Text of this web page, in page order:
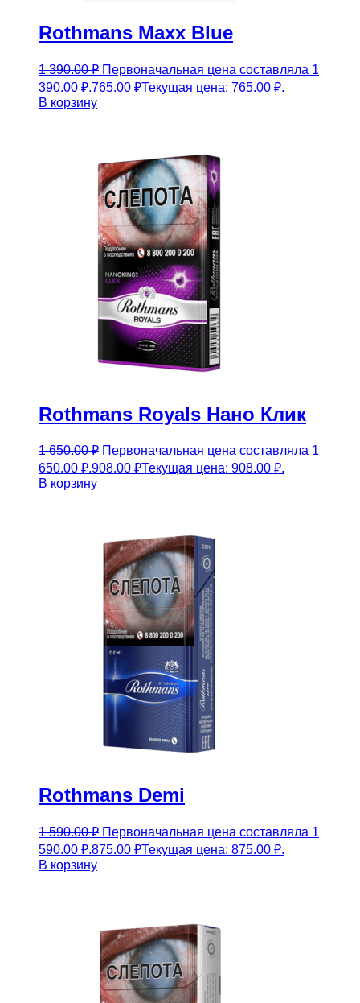
Rothmans Maxx Blue
1 390.00₽ Первоначальная цена составляла 1
390.00 ₽.765.00 ₽Текущая цена: 765.00 ₽.
В корзину
Rothmans Royals Нано Клик
1 650.00₽ Первоначальная цена составляла 1
650.00 ₽.908.00 ₽Текущая цена: 908.00 ₽.
В корзину
Rothmans Demi
1 590.00₽ Первоначальная цена составляла 1
590.00 ₽.875.00 ₽Текущая цена: 875.00 ₽.
В корзину